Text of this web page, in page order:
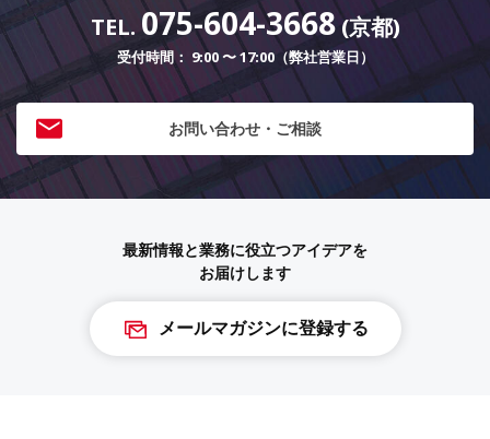
TEL.075-604-3668(京都)
受付時間： 9:00 〜 17:00（弊社営業日）
お問い合わせ・ご相談
最新情報と業務に役立つアイデアを
お届けします
メールマガジンに登録する